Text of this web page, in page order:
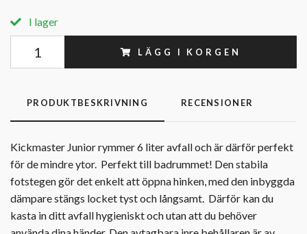
I lager
LÄGG I KORGEN
PRODUKTBESKRIVNING RECENSIONER
Kickmaster Junior rymmer 6 liter avfall och är därför perfekt
för de mindre ytor. Perfekt till badrummet! Den stabila
fotstegen gör det enkelt att öppna hinken, med den inbyggda
dämpare stängs locket tyst och långsamt. Därför kan du
kasta in ditt avfall hygieniskt och utan att du behöver